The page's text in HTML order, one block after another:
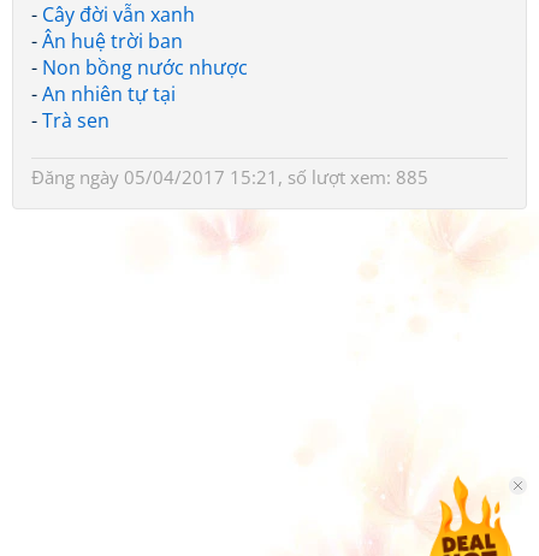
- Cây đời vẫn xanh
-Ân huệ trời ban
- Non bồng nước nhược
-An nhiên tự tại
-Trà sen
Đăng ngày 05/04/2017 15:21, số lượt xem: 885